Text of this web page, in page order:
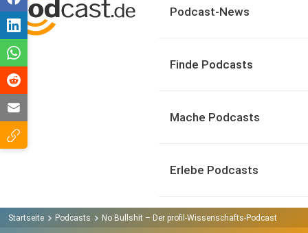
Podcast-News
Finde Podcasts
Mache Podcasts
Erlebe Podcasts
Startseite Podcasts No Bullshit – Der profil-Wissenschafts-Podcast